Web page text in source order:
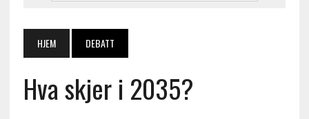
HJEM DEBATT
Hva skjer i 2035?